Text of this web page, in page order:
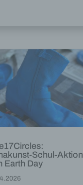
Schul-Aktion
Earth Day